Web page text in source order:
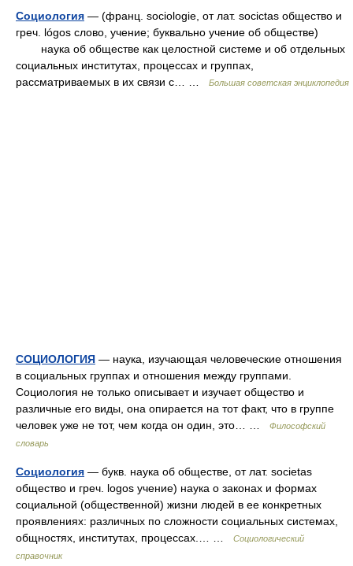
Социология — (франц. sociologie, от лат. socictas общество и
греч. lógos слово, учение; буквально учение об обществе)
наука об обществе как целостной системе и об отдельных
социальных институтах, процессах и группах,
рассматриваемых в их связи с… …
Большая советская энциклопедия
СОЦИОЛОГИЯ — наука, изучающая человеческие отношения
в социальных группах и отношения между группами.
Социология не только описывает и изучает общество и
различные его виды, она опирается на тот факт, что в группе
человек уже не тот, чем когда он один, это… …
Философский
словарь
Социология — букв. наука об обществе, от лат. societas
общество и греч. logos учение) наука о законах и формах
социальной (общественной) жизни людей в ее конкретных
проявлениях: различных по сложности социальных системах,
общностях, институтах, процессах.… …
Социологический
справочник